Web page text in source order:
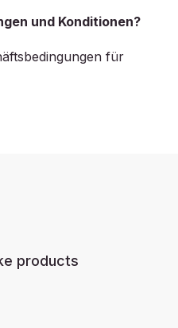
und Konditionen?
für
products